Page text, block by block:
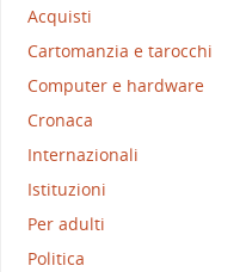
Acquisti
Cartomanzia e tarocchi
Computer e hardware
Cronaca
Internazionali
Istituzioni
Per adulti
Politica